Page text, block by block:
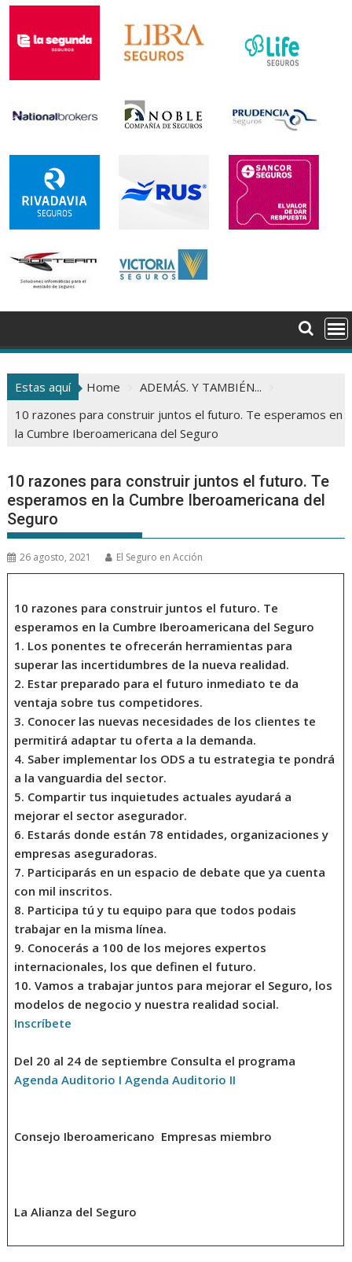
Estas aquí Home
ADEMÁS. Y TAMBIÉN...
10 razones para construir juntos el futuro. Te esperamos en
la Cumbre Iberoamericana del Seguro
10 razones para construir juntos el futuro. Te
esperamos en la Cumbre Iberoamericana del
Seguro
26 agosto, 2021 El Seguro en Acción
10 razones para construir juntos el futuro. Te
esperamos en la Cumbre Iberoamericana del Seguro
1. Los ponentes te ofrecerán herramientas para
superar las incertidumbres de la nueva realidad.
2. Estar preparado para el futuro inmediato te da
ventaja sobre tus competidores.
3. Conocer las nuevas necesidades de los clientes te
permitirá adaptar tu oferta a la demanda.
4. Saber implementar los ODS a tu estrategia te pondrá
a la vanguardia del sector.
5. Compartir tus inquietudes actuales ayudará a
mejorarel sector asegurador.
6. Estarás donde están 78 entidades, organizaciones y
empresas aseguradoras.
7. Participarás en un espacio de debate que ya cuenta
con mil inscritos.
8. Participa tú y tu equipo para que todos podais
trabajar en la misma línea.
9. Conocerás a 100 de los mejores expertos
internacionales, los que definen el futuro.
10. Vamos a trabajar juntos para mejorar el Seguro, los
modelos de negocio y nuestra realidad social.
Inscríbete
Del 20 al 24 de septiembre Consulta el programa
Agenda Auditorio I Agenda Auditorio II
Consejo Iberoamericano Empresas miembro
La Alianza del Seguro